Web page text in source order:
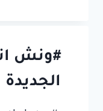
#ونش
الجديدة